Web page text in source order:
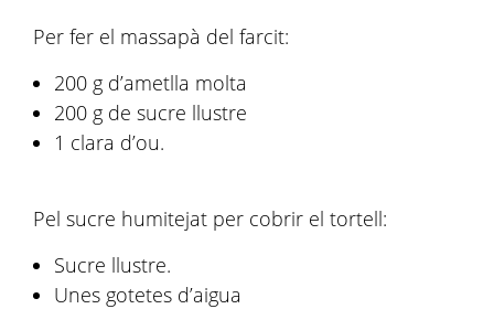
Per fer el massapà del farcit:
200 g d’ametlla molta
200 g de sucre llustre
1 clara d’ou.
Pel sucre humitejat per cobrir el tortell:
Sucre llustre.
Unes gotetes d’aigua